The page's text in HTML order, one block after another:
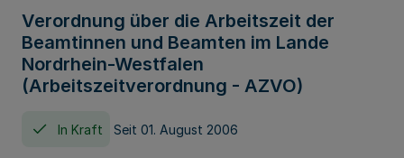
Verordnung über die Arbeitszeit der
Beamtinnen und Beamten im Lande
Nordrhein-Westfalen
(Arbeitszeitverordnung - AZVO)
In Kraft Seit 01. August 2006